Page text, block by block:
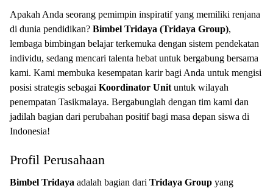
Apakah Anda seorang pemimpin inspiratif yang memiliki renjana
di dunia pendidikan? Bimbel Tridaya (Tridaya Group),
lembaga bimbingan belajar terkemuka dengan sistem pendekatan
individu, sedang mencari talenta hebat untuk bergabung bersama
kami. Kami membuka kesempatan karir bagi Anda untuk mengisi
posisi strategis sebagai Koordinator Unit untuk wilayah
penempatan Tasikmalaya. Bergabunglah dengan tim kami dan
jadilah bagian dari perubahan positif bagi masa depan siswa di
Indonesia!
Profil Perusahaan
Bimbel Tridaya adalah bagian dari Tridaya Group yang